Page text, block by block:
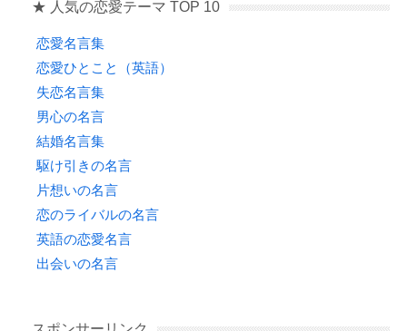
★ 人気の恋愛テーマ TOP 10
恋愛名言集
恋愛ひとこと（英語）
失恋名言集
男心の名言
結婚名言集
駆け引きの名言
片想いの名言
恋のライバルの名言
英語の恋愛名言
出会いの名言